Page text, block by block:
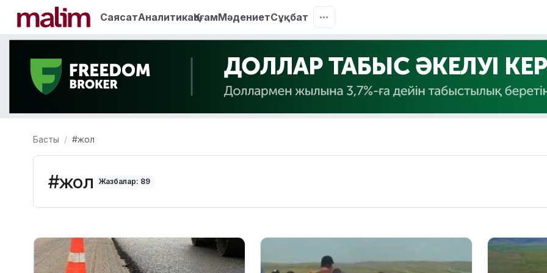
СаясатАналитикаҚоғамМәдениетСұқбат
Басты #жол
#жол Жазбалар: 89